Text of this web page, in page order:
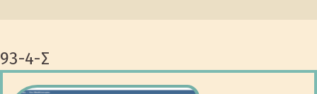
93-4-Σ